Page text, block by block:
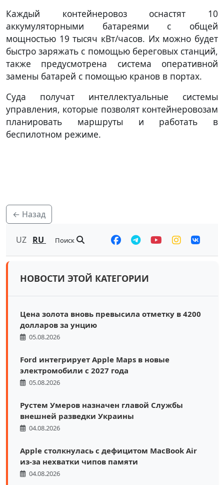
Каждый контейнеровоз оснастят 10
аккумуляторными батареями с общей
мощностью 19 тысяч кВт/часов. Их можно будет
быстро заряжать с помощью береговых станций,
также предусмотрена система оперативной
замены батарей с помощью кранов в портах.
Суда получат интеллектуальные системы
управления, которые позволят контейнеровозам
планировать маршруты и работать в
беспилотном режиме.
← Назад
UZ RU Поиск
НОВОСТИ ЭТОЙ КАТЕГОРИИ
Цена золота вновь превысила отметку в 4200
долларов за унцию
05.08.2026
Ford интегрирует Apple Maps в новые
электромобили с 2027 года
05.08.2026
Рустем Умеров назначен главой Службы
внешней разведки Украины
04.08.2026
Apple столкнулась с дефицитом MacBook Air
из-за нехватки чипов памяти
04.08.2026